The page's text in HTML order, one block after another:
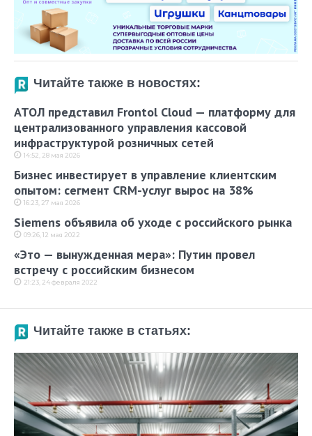
Читайте также в новостях:
АТОЛ представил Frontol Cloud — платформу для
централизованного управления кассовой
инфраструктурой розничных сетей
14:52, 28 мая 2026
Бизнес инвестирует в управление клиентским
опытом: сегмент CRM-услуг вырос на 38%
16:23, 27 мая 2026
Siemens объявила об уходе с российского рынка
09:26, 12 мая 2022
«Это — вынужденная мера»: Путин провел
встречу с российским бизнесом
21:23, 24 февраля 2022
Читайте также в статьях: